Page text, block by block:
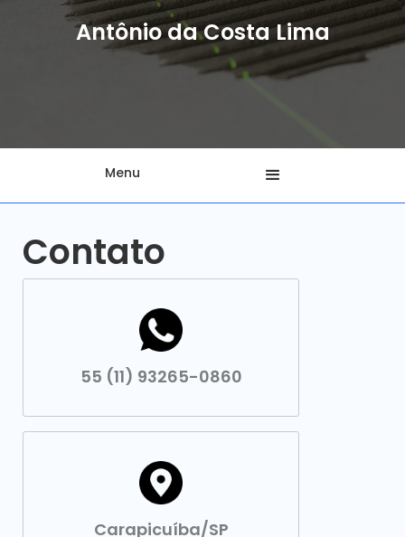
Antônio da Costa Lima
Menu
Contato
55 (11) 93265-0860
Carapicuíba/SP